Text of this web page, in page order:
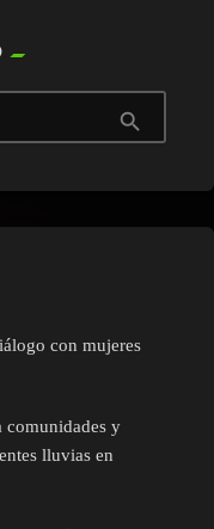
search
con mujeres
comunidades y
lluvias en